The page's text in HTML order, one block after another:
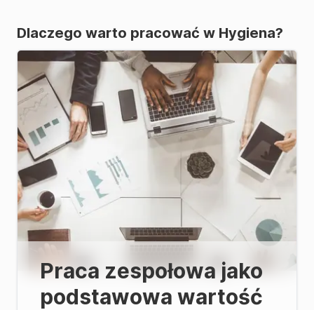
Dlaczego warto pracować w Hygiena?
Praca zespołowa jako
podstawowa wartość